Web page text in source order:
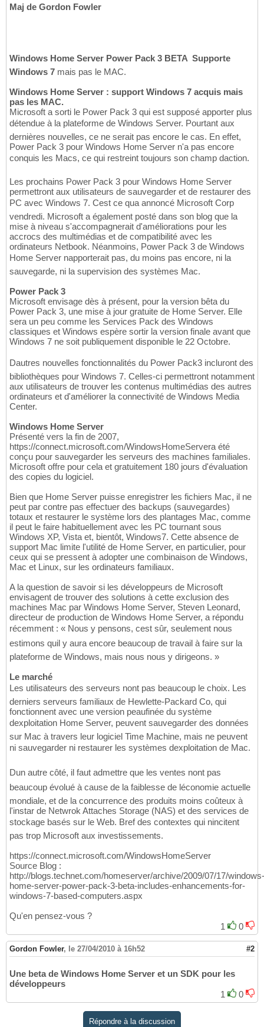
Maj de Gordon Fowler
Windows Home Server Power Pack 3 BETA  Supporte
Windows 7 mais pas le MAC.
Windows Home Server : support Windows 7 acquis mais
pas les MAC.
Microsoft a sorti le Power Pack 3 qui est supposé apporter plus
détendue à la plateforme de Windows Server. Pourtant aux
dernières nouvelles, ce ne serait pas encore le cas. En effet,
Power Pack 3 pour Windows Home Server n'a pas encore
conquis les Macs, ce qui restreint toujours son champ daction.
Les prochains Power Pack 3 pour Windows Home Server
permettront aux utilisateurs de sauvegarder et de restaurer des
PC avec Windows 7. Cest ce qua annoncé Microsoft Corp
vendredi. Microsoft a également posté dans son blog que la
mise à niveau s'accompagnerait d'améliorations pour les
accrocs des multimédias et de compatibilité avec les
ordinateurs Netbook. Néanmoins, Power Pack 3 de Windows
Home Server napporterait pas, du moins pas encore, ni la
sauvegarde, ni la supervision des systèmes Mac.
Power Pack 3
Microsoft envisage dès à présent, pour la version bêta du
Power Pack 3, une mise à jour gratuite de Home Server. Elle
sera un peu comme les Services Pack des Windows
classiques et Windows espère sortir la version finale avant que
Windows 7 ne soit publiquement disponible le 22 Octobre.
Dautres nouvelles fonctionnalités du Power Pack3 incluront des
bibliothèques pour Windows 7. Celles-ci permettront notamment
aux utilisateurs de trouver les contenus multimédias des autres
ordinateurs et d'améliorer la connectivité de Windows Media
Center.
Windows Home Server
Présenté vers la fin de 2007,
https://connect.microsoft.com/WindowsHomeServera été
conçu pour sauvegarder les serveurs des machines familiales.
Microsoft offre pour cela et gratuitement 180 jours d'évaluation
des copies du logiciel.
Bien que Home Server puisse enregistrer les fichiers Mac, il ne
peut par contre pas effectuer des backups (sauvegardes)
totaux et restaurer le système lors des plantages Mac, comme
il peut le faire habituellement avec les PC tournant sous
Windows XP, Vista et, bientôt, Windows7. Cette absence de
support Mac limite l'utilité de Home Server, en particulier, pour
ceux qui se pressent à adopter une combinaison de Windows,
Mac et Linux, sur les ordinateurs familiaux.
A la question de savoir si les développeurs de Microsoft
envisagent de trouver des solutions à cette exclusion des
machines Mac par Windows Home Server, Steven Leonard,
directeur de production de Windows Home Server, a répondu
récemment : « Nous y pensons, cest sûr, seulement nous
estimons quil y aura encore beaucoup de travail à faire sur la
plateforme de Windows, mais nous nous y dirigeons. »
Le marché
Les utilisateurs des serveurs nont pas beaucoup le choix. Les
derniers serveurs familiaux de Hewlette-Packard Co, qui
fonctionnent avec une version peaufinée du système
dexploitation Home Server, peuvent sauvegarder des données
sur Mac à travers leur logiciel Time Machine, mais ne peuvent
ni sauvegarder ni restaurer les systèmes dexploitation de Mac.
Dun autre côté, il faut admettre que les ventes nont pas
beaucoup évolué à cause de la faiblesse de léconomie actuelle
mondiale, et de la concurrence des produits moins coûteux à
l'instar de Netwrok Attaches Storage (NAS) et des services de
stockage basés sur le Web. Bref des contextes qui nincitent
pas trop Microsoft aux investissements.
https://connect.microsoft.com/WindowsHomeServer
Source Blog :
http://blogs.technet.com/homeserver/archive/2009/07/17/windows-
home-server-power-pack-3-beta-includes-enhancements-for-
windows-7-based-computers.aspx
Qu'en pensez-vous ?
1
0
Gordon Fowler, le 27/04/2010 à 16h52 #2
Une beta de Windows Home Server et un SDK pour les
développeurs
1
0
Répondre à la discussion